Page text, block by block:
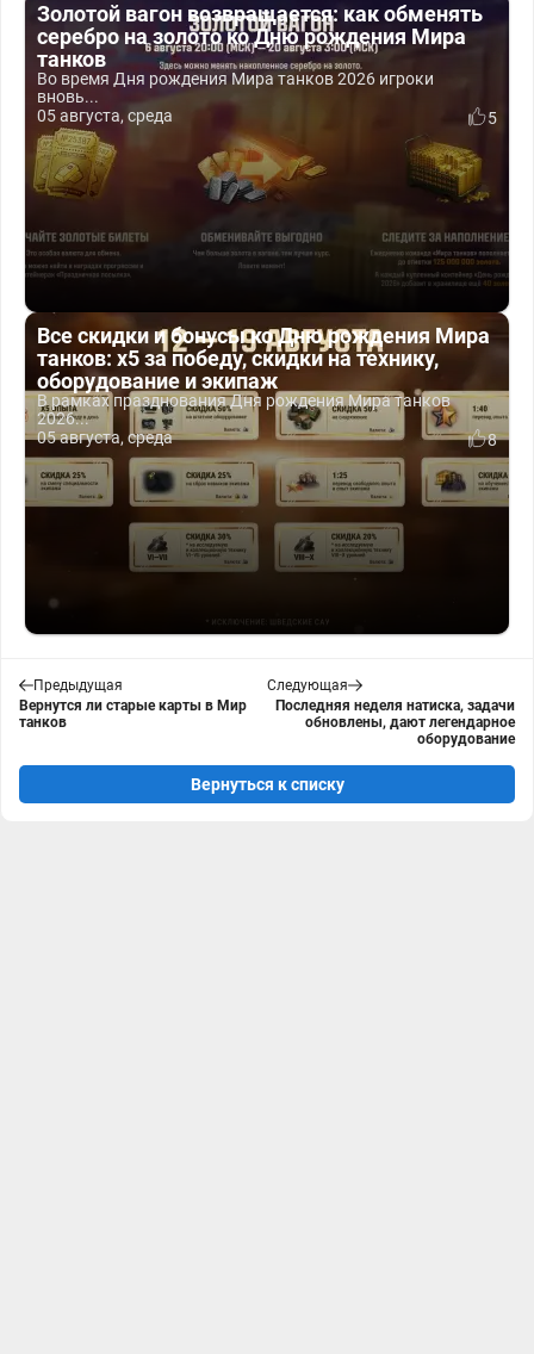
Золотой вагон возвращается: как обменять
серебро на золото ко Дню рождения Мира
танков
Во время Дня рождения Мира танков 2026 игроки
вновь...
05 августа, среда
5
Все скидки и бонусы ко Дню рождения Мира
танков: x5 за победу, скидки на технику,
оборудование и экипаж
В рамках празднования Дня рождения Мира танков
2026...
05 августа, среда
8
Предыдущая
Вернутся ли старые карты в Мир
танков
Следующая
Последняя неделя натиска, задачи
обновлены, дают легендарное
оборудование
Вернуться к списку